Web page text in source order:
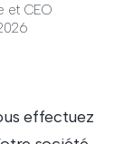
et CEO
effectuez